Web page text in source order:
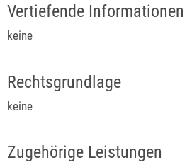
Vertiefende Informationen
keine
Rechtsgrundlage
keine
Zugehörige Leistungen